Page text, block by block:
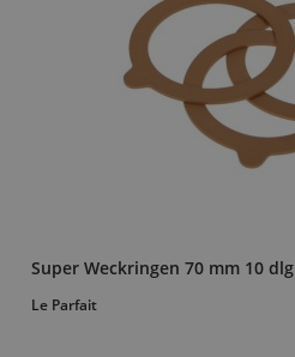
Super Weckringen 70 mm 10 dlg
Le Parfait